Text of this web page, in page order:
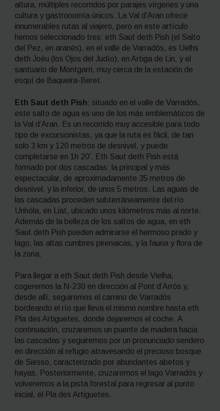
altura, múltiples recorridos por parajes vírgenes y una
cultura y gastronomía únicos. La Val d’Aran ofrece
innumerables rutas al viajero, pero en este artículo
hemos seleccionado tres: eth Saut deth Pish (el Salto
del Pez, en aranés), en el valle de Varradós, es Uelhs
deth Joèu (los Ojos del Judío), en Artiga de Lin, y el
santuario de Montgarri, muy cerca de la estación de
esquí de Baqueira-Beret.
Eth Saut deth Pish: situado en el valle de Varradós,
este salto de agua es uno de los más emblemáticos de
la Val d’Aran. Es un recorrido muy accesible para todo
tipo de excursionistas, ya que la ruta es fácil, de tan
solo 3 km y 120 metros de desnivel, y puede
completarse en 1h 20′. Eth Saut deth Pish está
formado por dos cascadas: la principal y más
espectacular, de aproximadamente 35 metros de
desnivel, y la inferior, de unos 5 metros. Las aguas de
las cascadas proceden subterráneamente del río
Unhòla, en Liat, ubicado unos kilómetros más al norte.
Además de la belleza de los saltos de agua, en eth
Saut deth Pish pueden admirarse el hermoso prado y
lago, las altas cumbres pirenaicas, y la fauna y flora de
la zona.
Para llegar a eth Saut deth Pish desde Vielha,
cogeremos la N-230 en dirección al Pont d’Arròs y,
desde allí, seguiremos el camino de Varradós
bordeando el río que lleva el mismo nombre hasta eth
Pla des Artiguetes, donde dejaremos el coche. A
continuación, cruzaremos un puente de madera hacia
las cascadas y seguiremos por un pronunciado sendero
en dirección al refugio atravesando el precioso bosque
de Siesso, caracterizado por abundantes abetos y
hayas. Posteriormente, cruzaremos el lago Varradós y
volveremos a la pista forestal para regresar al punto
inicial, el Pla des Artiguetes.